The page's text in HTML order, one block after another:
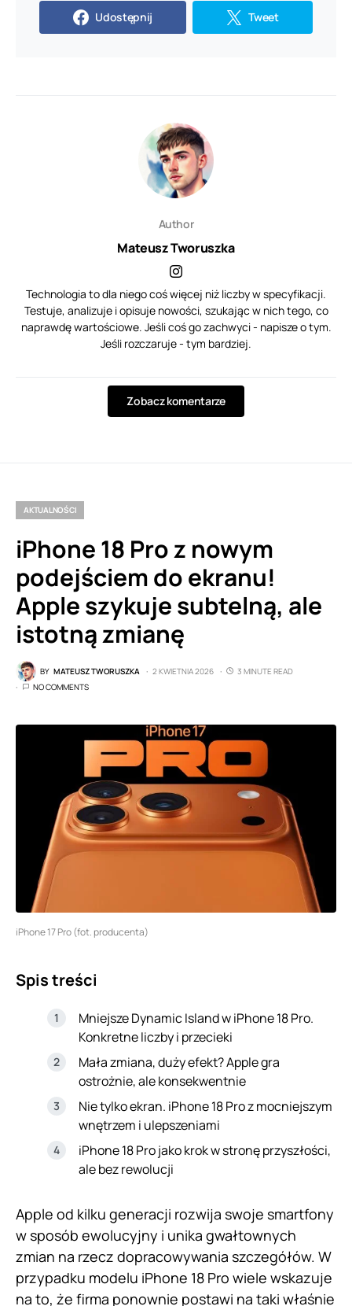
Udostępnij Tweet
Author
Mateusz Tworuszka
Technologia to dla niego coś więcej niż liczby w specyfikacji.
Testuje, analizuje i opisuje nowości, szukając w nich tego, co
naprawdę wartościowe. Jeśli coś go zachwyci - napisze o tym.
Jeśli rozczaruje - tym bardziej.
Zobacz komentarze
AKTUALNOŚCI
iPhone 18 Pro z nowym
podejściem do ekranu!
Apple szykuje subtelną, ale
istotną zmianę
BY MATEUSZ TWORUSZKA 2 KWIETNIA 2026
3 MINUTE READ
NO COMMENTS
iPhone 17 Pro (fot. producenta)
Spis treści
Mniejsze Dynamic Island w iPhone 18 Pro.
Konkretne liczby i przecieki
Mała zmiana, duży efekt? Apple gra
ostrożnie, ale konsekwentnie
Nie tylko ekran. iPhone 18 Pro z mocniejszym
wnętrzem i ulepszeniami
iPhone 18 Pro jako krok w stronę przyszłości,
ale bez rewolucji
Apple od kilku generacji rozwija swoje smartfony
w sposób ewolucyjny i unika gwałtownych
zmian na rzecz dopracowywania szczegółów. W
przypadku modelu iPhone 18 Pro wiele wskazuje
na to, że firma ponownie postawi na taki właśnie